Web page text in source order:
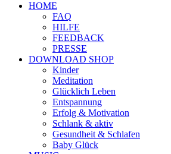
HOME
FAQ
HILFE
FEEDBACK
PRESSE
DOWNLOAD SHOP
Kinder
Meditation
Glücklich Leben
Entspannung
Erfolg & Motivation
Schlank & aktiv
Gesundheit & Schlafen
Baby Glück